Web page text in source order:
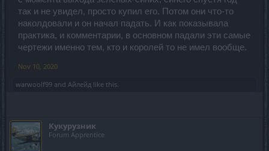
так и не увидел, просто купил его. Потом они что-то
наколдовали и он начал падать. И как показывала
практика, и комментарии, в основном падали эти самые
чертежи именно тем, кто и королей то не имел вообще.
Nov 10, 2020
warwoolf99 and Айлейд like this.
Кукурузник
Forum Apprentice